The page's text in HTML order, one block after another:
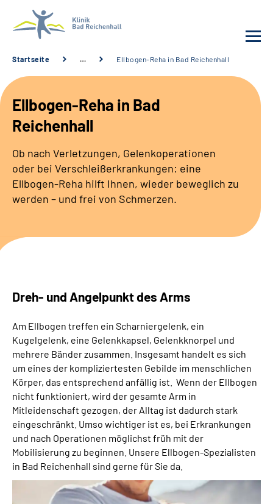
Behandlung
Klinik
Karriere
Häufige Fragen
Startseite … Ellbogen-Reha in Bad Reichenhall
Ellbogen-Reha in Bad
Reichenhall
Ob nach Verletzungen, Gelenkoperationen
oder bei Verschleißerkrankungen: eine
Ellbogen-Reha hilft Ihnen, wieder beweglich zu
werden – und frei von Schmerzen.
Dreh- und Angelpunkt des Arms
Am Ellbogen treffen ein Scharniergelenk, ein
Kugelgelenk, eine Gelenkkapsel, Gelenkknorpel und
mehrere Bänder zusammen. Insgesamt handelt es sich
um eines der kompliziertesten Gebilde im menschlichen
Körper, das entsprechend anfällig ist. Wenn der Ellbogen
nicht funktioniert, wird der gesamte Arm in
Mitleidenschaft gezogen, der Alltag ist dadurch stark
eingeschränkt. Umso wichtiger ist es, bei Erkrankungen
und nach Operationen möglichst früh mit der
Mobilisierung zu beginnen. Unsere Ellbogen-Spezialisten
in Bad Reichenhall sind gerne für Sie da.